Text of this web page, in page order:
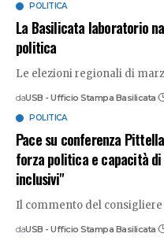
POLITICA
La Basilicata laboratorio
politica
Le elezioni regionali di
daUSB - Ufficio Stampa Basilicata
POLITICA
Pace su conferenza
forza politica e capacità
inclusivi"
Il commento del
daUSB - Ufficio Stampa Basilicata